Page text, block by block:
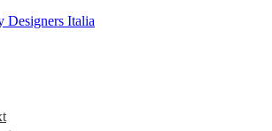
Designers Italia